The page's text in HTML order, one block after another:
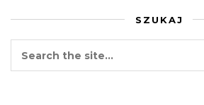
SZUKAJ